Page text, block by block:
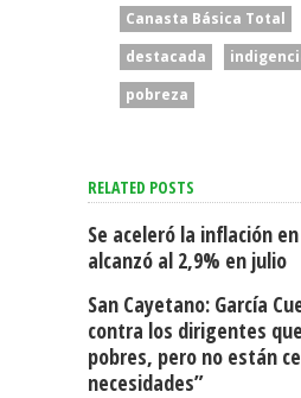
Canasta Básica Total
destacada
pobreza
RELATED POSTS
Se aceleró la inflación
alcanzó al 2,9% en julio
San Cayetano: García
contra los dirigentes
pobres, pero no están
necesidades”